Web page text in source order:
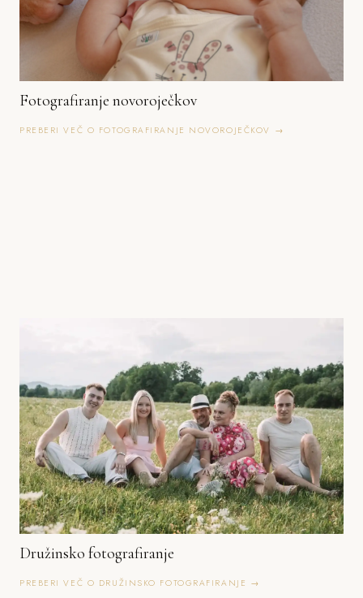
Fotografiranje novoroječkov
PREBERI VEČ O FOTOGRAFIRANJE NOVOROJEČKOV →
Družinsko fotografiranje
PREBERI VEČ O DRUŽINSKO FOTOGRAFIRANJE →